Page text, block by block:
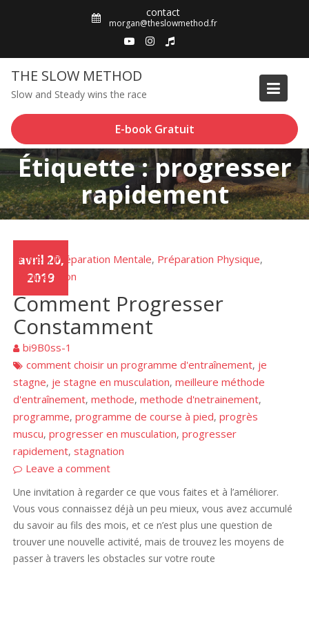
contact
morgan@theslowmethod.fr
THE SLOW METHOD
Slow and Steady wins the race
E-book Gratuit
Étiquette : progresser
rapidement
avril 20,
2019
Articles,Préparation Mentale, Préparation Physique,
Récupération
Comment Progresser
Constamment
bi9B0ss-1
comment choisir un programme d'entraînement, je
stagne, je stagne en musculation,meilleure méthode
d'entraînement,methode,methode d'netrainement,
programme,programme de course à pied,progrès
muscu,progresser en musculation,progresser
rapidement,stagnation
Leave a comment
Une invitation à regarder ce que vous faites et à l’améliorer.
Vous vous connaissez déjà un peu mieux, vous avez accumulé
du savoir au fils des mois, et ce n’est plus une question de
trouver une nouvelle activité, mais de trouvez les moyens de
passer à travers les obstacles sur votre route